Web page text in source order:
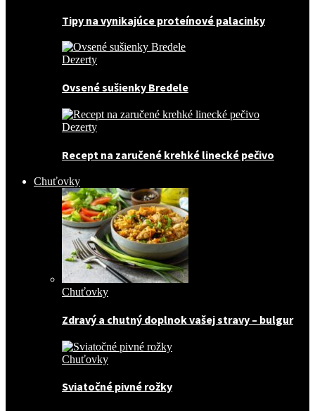
Tipy na vynikajúce proteínové palacinky
Dezerty
Ovsené sušienky Bredele
Dezerty
Recept na zaručené krehké linecké pečivo
Chuťovky
Chuťovky
Zdravý a chutný doplnok vašej stravy – bulgur
Chuťovky
Sviatočné pivné rožky